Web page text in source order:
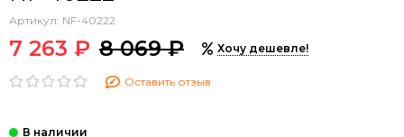
Артикул: NF-40222
7 263 ₽ 8 069 ₽ Хочу дешевле!
Оставить отзыв